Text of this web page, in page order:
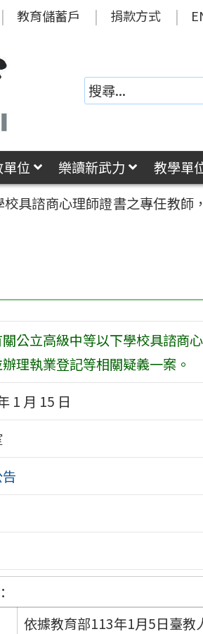
教育儲蓄戶 捐款方式
位 樂讀新武力 教學單
具諮商心理師證書之專任教
公立高級中等以下學校具諮商
理執業登記等相關疑義一案。
1 月 15 日
依據教育部113年1月5日臺教